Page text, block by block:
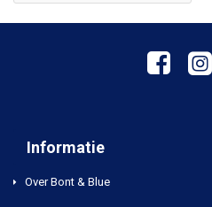
Informatie
Over Bont & Blue